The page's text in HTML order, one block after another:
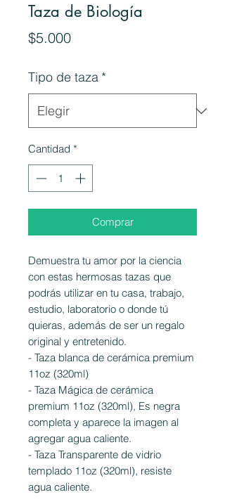
Taza de Biología
$5.000Precio
Tipo de taza *
Cantidad *
Comprar
Demuestra tu amor por la ciencia
con estas hermosas tazas que
podrás utilizar en tu casa, trabajo,
estudio, laboratorio o donde tú
quieras, además de ser un regalo
original y entretenido.
- Taza blanca de cerámica premium
11oz (320ml)
- Taza Mágica de cerámica
premium 11oz (320ml), Es negra
completa y aparece la imagen al
agregar agua caliente.
- Taza Transparente de vidrio
templado 11oz (320ml), resiste
agua caliente.